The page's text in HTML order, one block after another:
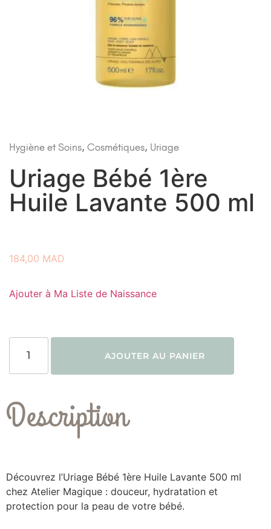
Hygiène et Soins, Cosmétiques, Uriage
Uriage Bébé 1ère
Huile Lavante 500 ml
184,00 MAD
Ajouter à Ma Liste de Naissance
AJOUTER AU PANIER
Description
Découvrez l’Uriage Bébé 1ère Huile Lavante 500 ml
chez Atelier Magique : douceur, hydratation et
protection pour la peau de votre bébé.